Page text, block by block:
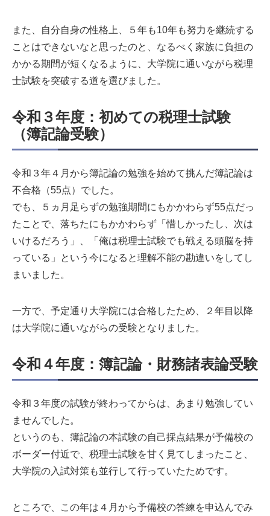
また、自分自身の性格上、５年も10年も努力を継続する
ことはできないなと思ったのと、なるべく家族に負担の
かかる期間が短くなるように、大学院に通いながら税理
士試験を突破する道を選びました。
令和３年度：初めての税理士試験
（簿記論受験）
令和３年４月から簿記論の勉強を始めて挑んだ簿記論は
不合格（55点）でした。
でも、５ヵ月足らずの勉強期間にもかかわらず55点だっ
たことで、落ちたにもかかわらず「惜しかったし、次は
いけるだろう」、「俺は税理士試験でも戦える頭脳を持
っている」という今になると理解不能の勘違いをしてし
まいました。
一方で、予定通り大学院には合格したため、２年目以降
は大学院に通いながらの受験となりました。
令和４年度：簿記論・財務諸表論受験
令和３年度の試験が終わってからは、あまり勉強してい
ませんでした。
というのも、簿記論の本試験の自己採点結果が予備校の
ボーダー付近で、税理士試験を甘く見てしまったこと、
大学院の入試対策も並行して行っていたためです。
ところで、この年は４月から予備校の答練を申込んでみ